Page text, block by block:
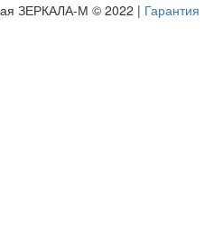
ЗЕРКАЛА-М © 2022 | Гарантия